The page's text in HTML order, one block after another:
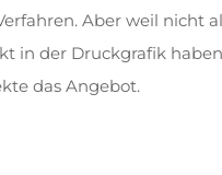
Aber weil nicht
in der Druckgrafik
das Angebot.